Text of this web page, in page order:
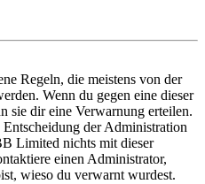
Regeln, die meistens von der
Wenn du gegen eine dieser
sie dir eine Verwarnung erteilen.
Entscheidung der Administration
Limited nichts mit dieser
einen Administrator,
wieso du verwarnt wurdest.